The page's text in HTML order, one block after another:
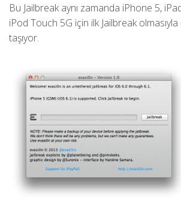
Bu Jailbreak aynı zamanda iPhone 5,
iPod Touch 5G için ilk Jailbreak
taşıyor.